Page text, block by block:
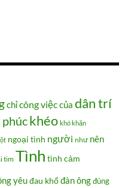
chỉcông việccủa dân trí
phúckhéo khó khăn
ngoại tình người như nên
tim Tình tình cảm
yêuđau khổđàn ôngđúng